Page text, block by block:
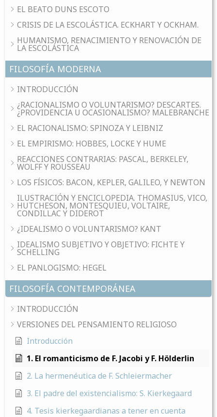
EL BEATO DUNS ESCOTO
CRISIS DE LA ESCOLÁSTICA. ECKHART Y OCKHAM.
HUMANISMO, RENACIMIENTO Y RENOVACIÓN DE
LA ESCOLÁSTICA
FILOSOFÍA MODERNA
INTRODUCCIÓN
¿RACIONALISMO O VOLUNTARISMO? DESCARTES.
¿PROVIDENCIA U OCASIONALISMO? MALEBRANCHE
EL RACIONALISMO: SPINOZA Y LEIBNIZ
EL EMPIRISMO: HOBBES, LOCKE Y HUME
REACCIONES CONTRARIAS: PASCAL, BERKELEY,
WOLFF Y ROUSSEAU
LOS FÍSICOS: BACON, KEPLER, GALILEO, Y NEWTON
ILUSTRACIÓN Y ENCICLOPEDIA. THOMASIUS, VICO,
HUTCHESON, MONTESQUIEU, VOLTAIRE,
CONDILLAC Y DIDEROT
¿IDEALISMO O VOLUNTARISMO? KANT
IDEALISMO SUBJETIVO Y OBJETIVO: FICHTE Y
SCHELLING
EL PANLOGISMO: HEGEL
FILOSOFÍA CONTEMPORÁNEA
INTRODUCCIÓN
VERSIONES DEL PENSAMIENTO RELIGIOSO
Introducción
1. El romanticismo de F. Jacobi y F. Hölderlin
2. La hermenéutica de F. Schleiermacher
3. El padre del existencialismo: S. Kierkegaard
4. Tesis kierkegaardianas a tener en cuenta